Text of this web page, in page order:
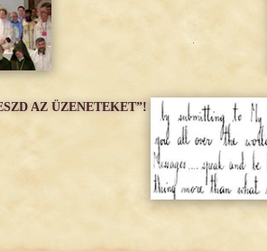
AZ ÜZENETEKET”!